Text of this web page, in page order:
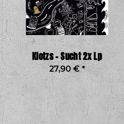
Klotzs - Sucht 2x Lp
27,90 €*